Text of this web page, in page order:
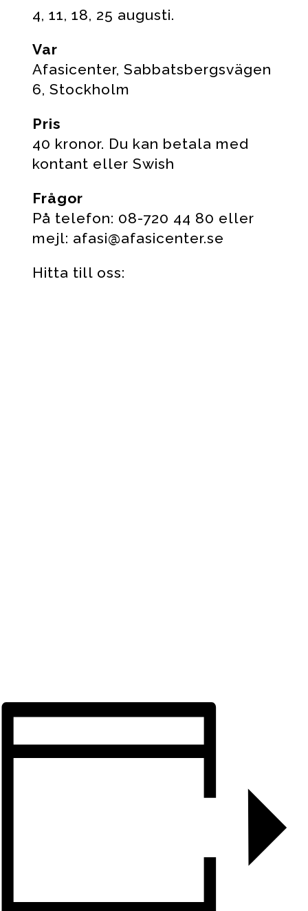
4, 11, 18, 25 augusti.
Var
Afasicenter, Sabbatsbergsvägen
6, Stockholm
Pris
40 kronor. Du kan betala med
kontant eller Swish
Frågor
På telefon: 08-720 44 80 eller
mejl: afasi@afasicenter.se
Hitta till oss: